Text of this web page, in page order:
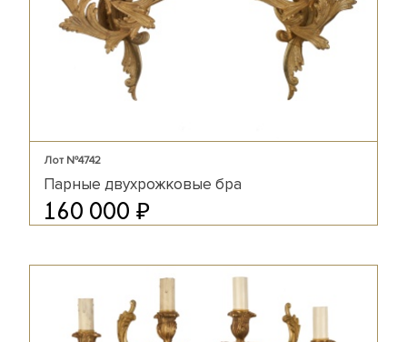
Лот №4742
Парные двухрожковые бра
160 000 ₽